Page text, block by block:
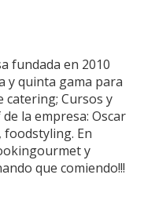
fundada en 2010
y quinta gama para
catering; Cursos y
la empresa: Oscar
En
y
que comiendo!!!